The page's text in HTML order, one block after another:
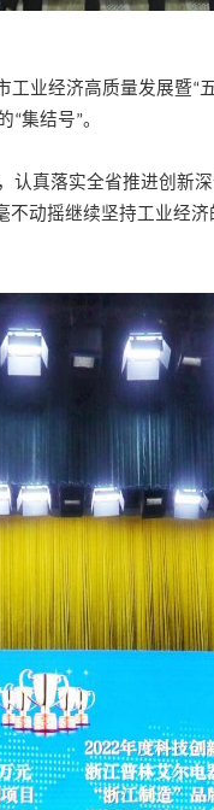
工业经济高质量发展暨“
“集结号”。
真落实全省推进创新
不动摇继续坚持工业经济